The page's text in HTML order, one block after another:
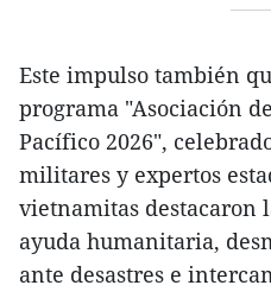
Este impulso también
programa "Asociación
Pacífico 2026",
militares y expertos
vietnamitas destacaron
ayuda humanitaria,
ante desastres e